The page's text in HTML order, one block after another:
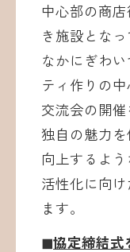
中心部の商
き施設とな
なかにぎわ
ティ作りの
交流会の開
独自の魅力
向上するよ
活性化に向
ます。
◼︎協定締結式